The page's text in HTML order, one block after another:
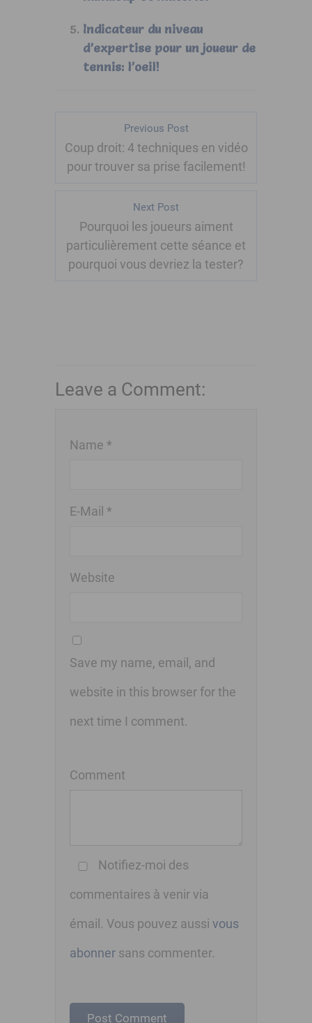
Indicateur du niveau
d’expertise pour un joueur de
tennis: l’oeil!
Previous Post
Coup droit: 4 techniques en vidéo
pour trouver sa prise facilement!
Next Post
Pourquoi les joueurs aiment
particulièrement cette séance et
pourquoi vous devriez la tester?
Leave a Comment:
Name *
E-Mail *
Website
Save my name, email, and
website in this browser for the
next time I comment.
Comment
Notifiez-moi des
commentaires à venir via
émail. Vous pouvez aussi vous
abonner sans commenter.